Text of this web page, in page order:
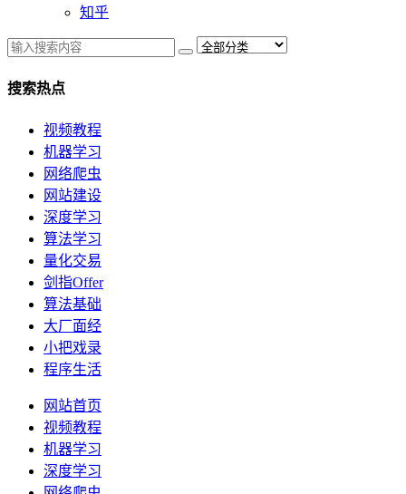
知乎
搜索热点
视频教程
机器学习
网络爬虫
网站建设
深度学习
算法学习
量化交易
剑指Offer
算法基础
大厂面经
小把戏录
程序生活
网站首页
视频教程
机器学习
深度学习